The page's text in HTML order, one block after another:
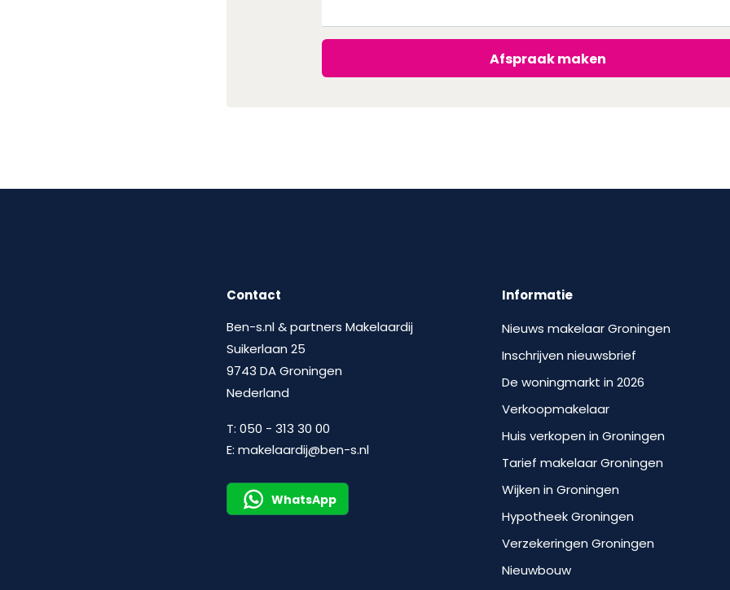
Afspraak maken
Contact
Ben-s.nl & partners Makelaardij
Suikerlaan 25
9743 DA Groningen
Nederland
T:050 - 313 30 00
E:makelaardij@ben-s.nl
WhatsApp
Informatie
Nieuws makelaar Groningen
Inschrijven nieuwsbrief
De woningmarkt in 2026
Verkoopmakelaar
Huis verkopen in Groningen
Tarief makelaar Groningen
Wijken in Groningen
Hypotheek Groningen
Verzekeringen Groningen
Nieuwbouw